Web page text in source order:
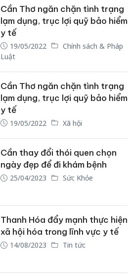
Cần Thơ ngăn chặn tình trạng
lạm dụng, trục lợi quỹ bảo hiểm
y tế
19/05/2022
Chính sách & Pháp
Luật
Cần Thơ ngăn chặn tình trạng
lạm dụng, trục lợi quỹ bảo hiểm
y tế
19/05/2022 Xã hội
Cần thay đổi thói quen chọn
ngày đẹp để đi khám bệnh
25/04/2023 Sức Khỏe
Thanh Hóa đẩy mạnh thực hiện
xã hội hóa trong lĩnh vực y tế
14/08/2023 Tin tức